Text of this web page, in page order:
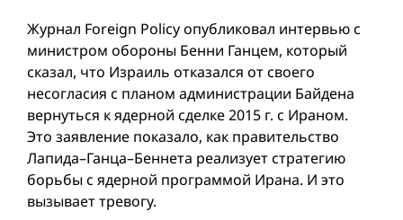
Журнал Foreign Policy опубликовал интервью с
министром обороны Бенни Ганцем, который
сказал, что Израиль отказался от своего
несогласия с планом администрации Байдена
вернуться к ядерной сделке 2015 г. с Ираном.
Это заявление показало, как правительство
Лапида–Ганца–Беннета реализует стратегию
борьбы с ядерной программой Ирана. И это
вызывает тревогу.